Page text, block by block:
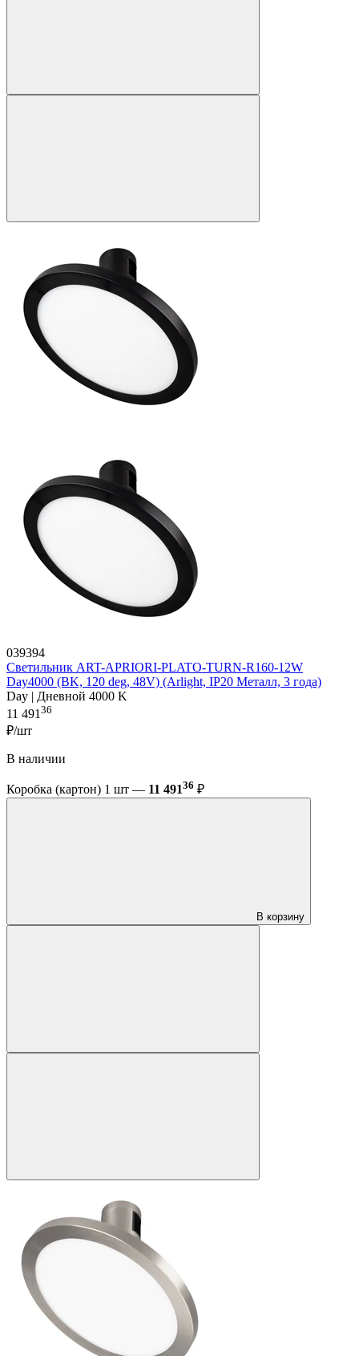
039394
Светильник ART-APRIORI-PLATO-TURN-R160-12W
Day4000 (BK, 120 deg, 48V) (Arlight, IP20 Металл, 3 года)
Day | Дневной 4000 K
11 491 36
₽/шт
В наличии
Коробка (картон) 1 шт — 11 49136 ₽
В корзину